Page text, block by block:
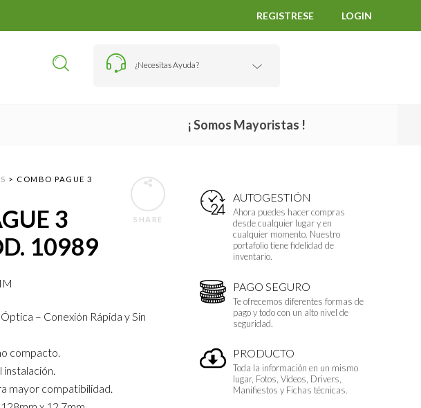
REGISTRESE LOGIN
¿Necesitas Ayuda?
¡ Somos Mayoristas !
AUTOGESTIÓN
Ahora puedes hacer compras
desde cualquier lugar y en
cualquier momento. Nuestro
portafolio tiene fidelidad de
inventario.
PAGO SEGURO
Te ofrecemos diferentes formas de
pago y todo con un alto nivel de
seguridad.
PRODUCTO
Toda la información en un mismo
lugar, Fotos, Vídeos, Drivers,
Manifiestos y Fichas técnicas.
SHARE
> COMBO PAGUE 3
3
10989
– Conexión Rápida y Sin
compacto.
mayor compatibilidad.